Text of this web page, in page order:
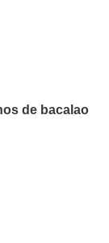
de bacalao